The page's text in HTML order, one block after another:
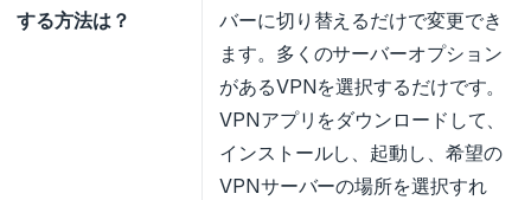
する方法は？
バーに切り替えるだけで変更でき
ます。多くのサーバーオプション
があるVPNを選択するだけです。
VPNアプリをダウンロードして、
インストールし、起動し、希望の
VPNサーバーの場所を選択すれ